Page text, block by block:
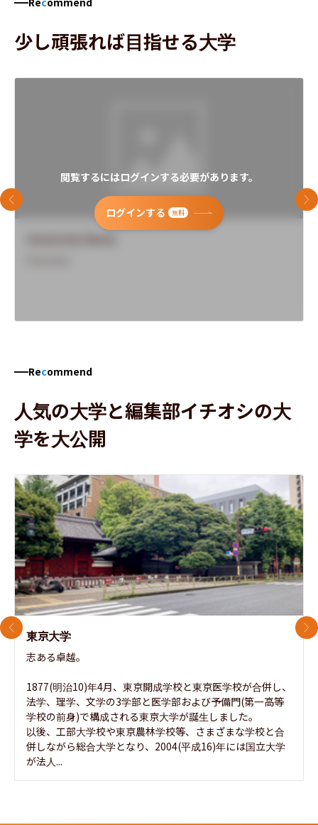
少し頑張れば目指せる大学
閲覧するにはログインする必要があります。
ログインする 無料
前のスライド 次
Recommend
人気の大学と編集部イチオシの大
学を大公開
東京大学
志ある卓越。
1877(明治10)年4月、東京開成学校と東京医学校が合併し、
法学、理学、文学の3学部と医学部および予備門(第一高等
学校の前身)で構成される東京大学が誕生しました。
以後、工部大学校や東京農林学校等、さまざまな学校と合
併しながら総合大学となり、2004(平成16)年には国立大学
が法人...
前のスライド 次